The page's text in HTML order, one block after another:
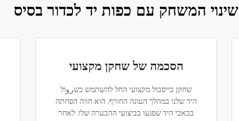
שינוי המשחק עם כפות יד לכדור בסיס
הסכמה של שחקן מקצועי
שחקן בייסבול מקצועי החל להשתמש בשروול
היד שלנו במהלך העונה החורף. הוא חווה הפחתה
בכאבי היד שפגעו בביצועי ההבערה שלו. לאחר